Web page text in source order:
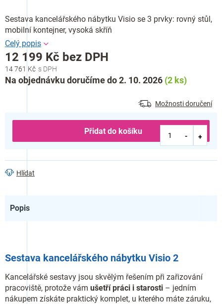
14 761 Kč
12 199 Kč bez DPH
Měrná
cena:
Na objednávku doručíme do 2. 10. 2026 (2 ks)
Možnosti doručení
Přidat do košíku
Sestava kancelářského nábytku Visio se 3 prvky: rovný stůl,
mobilní kontejner, vysoká skříň
Hlídat
Popis
Sestava kancelářského nábytku Visio 2
Kancelářské sestavy jsou skvělým řešením při zařizování
pracoviště, protože vám ušetří práci i starosti – jedním
nákupem získáte praktický komplet, u kterého máte záruku,